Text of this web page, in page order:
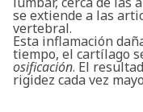
se extiende a las
vertebral.
Esta inflamación
tiempo, el cartílago
osificación. El
rigidez cada vez